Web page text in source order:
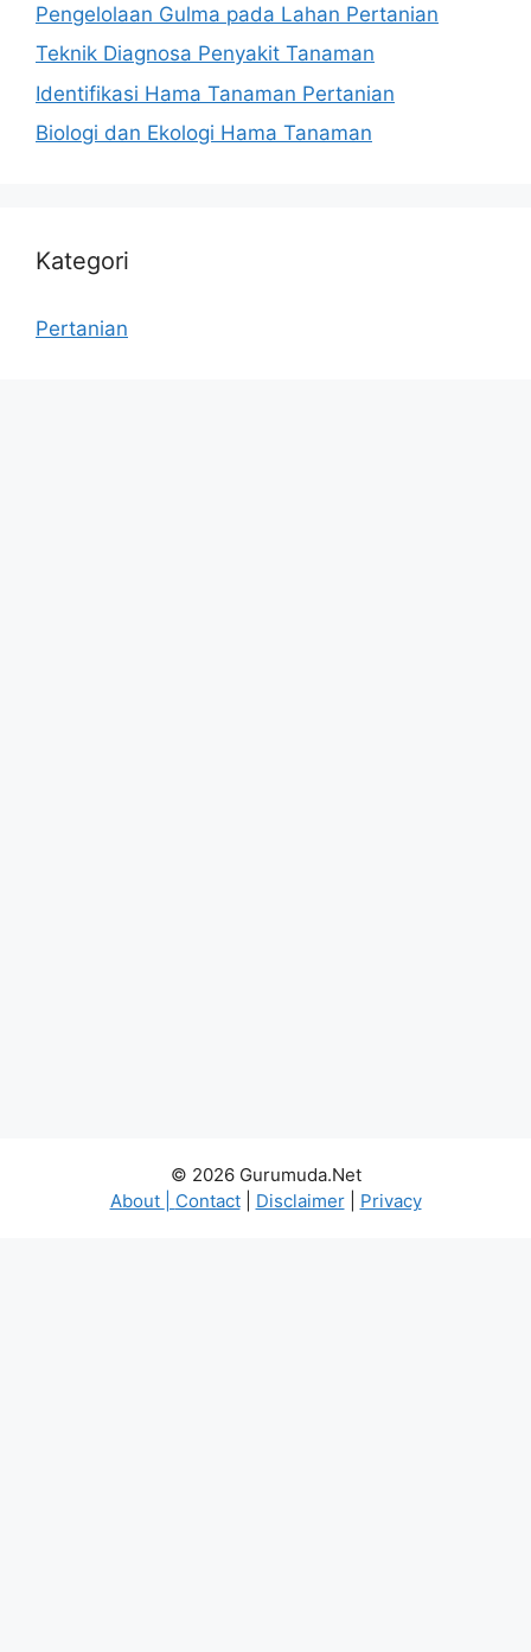
Pengelolaan Gulma pada Lahan Pertanian
Teknik Diagnosa Penyakit Tanaman
Identifikasi Hama Tanaman Pertanian
Biologi dan Ekologi Hama Tanaman
Kategori
Pertanian
© 2026 Gurumuda.Net
About
Contact| Disclaimer| Privacy